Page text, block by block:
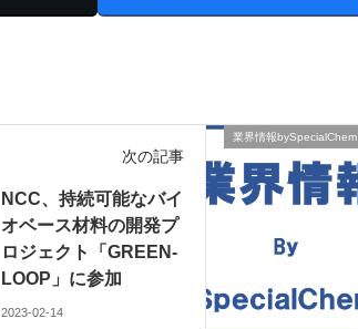
業界情報bySpecialChem
次の記事
NCC、持続可能なバイ
オベース材料の開発プ
ロジェクト「GREEN-
LOOP」に参加
2023-02-14